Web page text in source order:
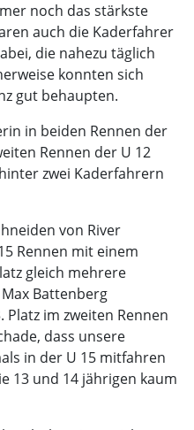
noch das stärkste
auch die Kaderfahrer
die nahezu täglich
konnten sich
gut behaupten.
in beiden Rennen der
Rennen der U 12
zwei Kaderfahrern
von River
Rennen mit einem
gleich mehrere
Battenberg
im zweiten Rennen
dass unsere
in der U 15 mitfahren
13 und 14 jährigen kaum